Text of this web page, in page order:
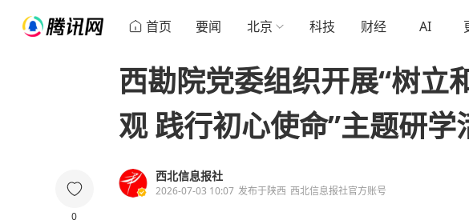
首页 要闻 北京 科技 财经 AI
0
西勘院党委组织开展“树立
观 践行初心使命”主题研学
西北信息报社
2026-07-03 10:07 发布于陕西 西北信息报社官方账号